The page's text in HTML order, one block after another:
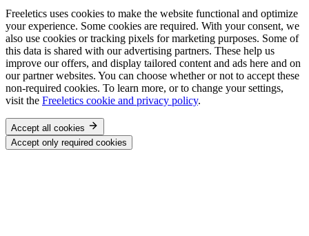
Freeletics uses cookies to make the website functional and optimize
your experience. Some cookies are required. With your consent, we
also use cookies or tracking pixels for marketing purposes. Some of
this data is shared with our advertising partners. These help us
improve our offers, and display tailored content and ads here and on
our partner websites. You can choose whether or not to accept these
non-required cookies. To learn more, or to change your settings,
visit the Freeletics cookie and privacy policy.
Accept all cookies
Accept only required cookies